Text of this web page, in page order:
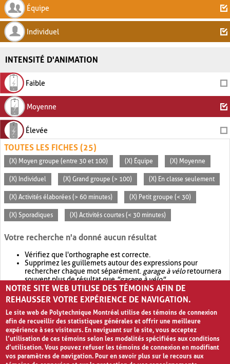
Équipe
Individuel
INTENSITÉ D'ANIMATION
Faible
Moyenne
Élevée
TOUTES LES FICHES (25)
(X) Moyen groupe (entre 30 et 100) (X) Équipe (X) Moyenne
(X) Individuel (X) Grand groupe (> 100) (X) En classe seulement
(X) Activités élaborées (> 60 minutes) (X) Petit groupe (< 30)
(X) Sporadiques (X) Activités courtes (< 30 minutes)
Votre recherche n'a donné aucun résultat
Vérifiez que l'orthographe est correcte.
Supprimez les guillemets autour des expressions pour
rechercher chaque mot séparément. garage à véloretournera
souvent plus de résultat que"garage à vélo".
Envisagez d'élargir votre recherche avec OR.garage OR vélo
retournera souvent plus de résultat quegarage à vélo
NOTRE SITE WEB UTILISE DES TÉMOINS AFIN DE
REHAUSSER VOTRE EXPÉRIENCE DE NAVIGATION.
Le site web de Polytechnique Montréal utilise des témoins de connexion
afin de recueillir des statistiques générales et offrir une meilleure
expérience à ses visiteurs. En naviguant sur le site, vous acceptez
l’utilisation de ces témoins selon les modalités spécifiées aux conditions
d’utilisation. Vous pouvez refuser les témoins de connexion en modifiant
vos paramètres de navigation. Pour en savoir plus sur le recours aux